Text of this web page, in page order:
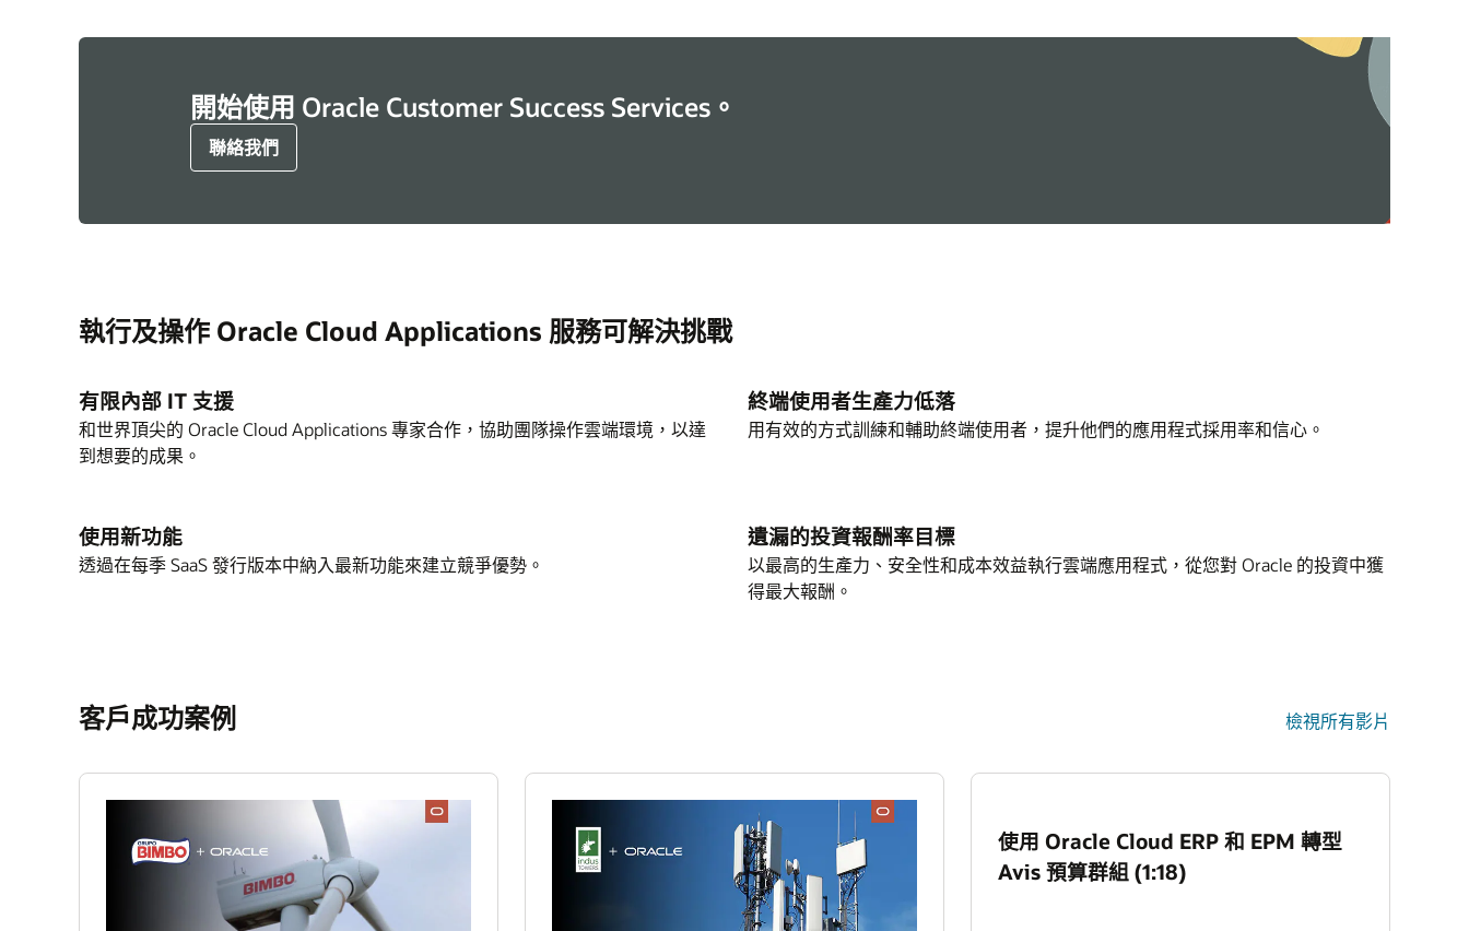
開始使用 Oracle Customer Success Services。
聯絡我們
執行及操作 Oracle Cloud Applications 服務可解決挑戰
有限內部 IT 支援
和世界頂尖的 Oracle Cloud Applications 專家合作，協助團隊操作雲端環境，以達
到想要的成果。
終端使用者生產力低落
用有效的方式訓練和輔助終端使用者，提升他們的應用程式採用率和信心。
使用新功能
透過在每季 SaaS 發行版本中納入最新功能來建立競爭優勢。
遺漏的投資報酬率目標
以最高的生產力、安全性和成本效益執行雲端應用程式，從您對 Oracle 的投資中獲
得最大報酬。
客戶成功案例 檢視所有影片
使用 Oracle Cloud ERP 和 EPM 轉型
Avis 預算群組 (1:18)